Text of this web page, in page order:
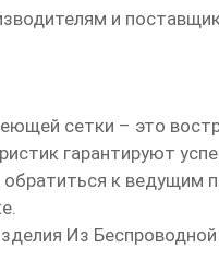
и
сетки – это
гарантируют
к ведущим
Из Беспроводной